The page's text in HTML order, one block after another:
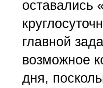
оставались
главной
возможное
дня,